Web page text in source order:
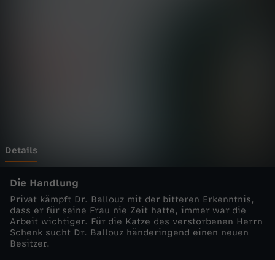
z
-
W
o
Details
Die Handlung
Privat kämpft Dr. Ballouz mit der bitteren Erkenntnis,
dass er für seine Frau nie Zeit hatte, immer war die
‎Arbeit wichtiger. Für die Katze des verstorbenen Herrn
Schenk sucht Dr. Ballouz händeringend einen neuen
‎Besitzer.